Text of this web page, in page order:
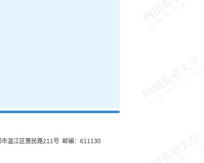
温江区惠民路211号 邮编：611130